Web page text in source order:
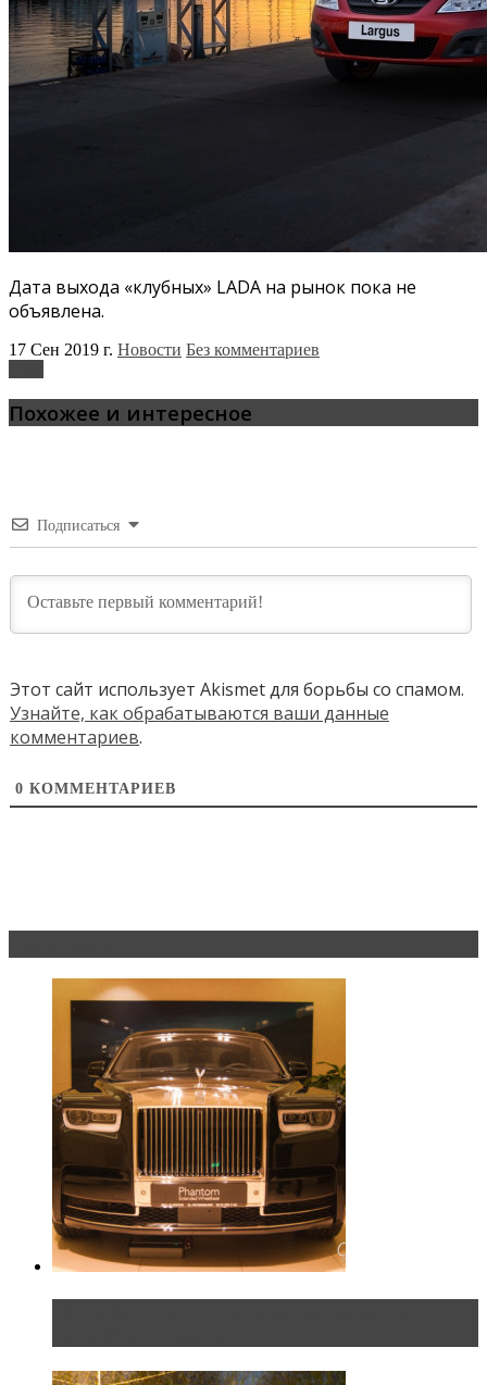
Дата выхода «клубных» LADA на рынок пока не
объявлена.
17 Сен 2019 г. Новости Без комментариев
Похожее и интересное
Подписаться
Этот сайт использует Akismet для борьбы со спамом.
Узнайте, как обрабатываются ваши данные
комментариев.
0 КОММЕНТАРИЕВ